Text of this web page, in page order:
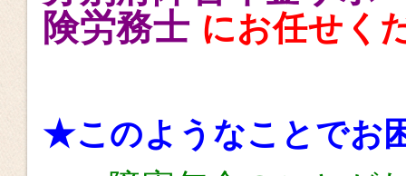
険労務士 にお任せく
★このようなことでお